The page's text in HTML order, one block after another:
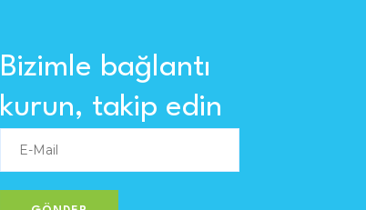
Bizimle bağlantı
kurun, takip edin